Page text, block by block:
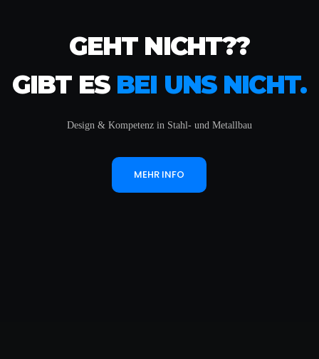
GEHT NICHT??
GIBT ES BEI UNS NICHT.
Design & Kompetenz in Stahl- und Metallbau
MEHR INFO